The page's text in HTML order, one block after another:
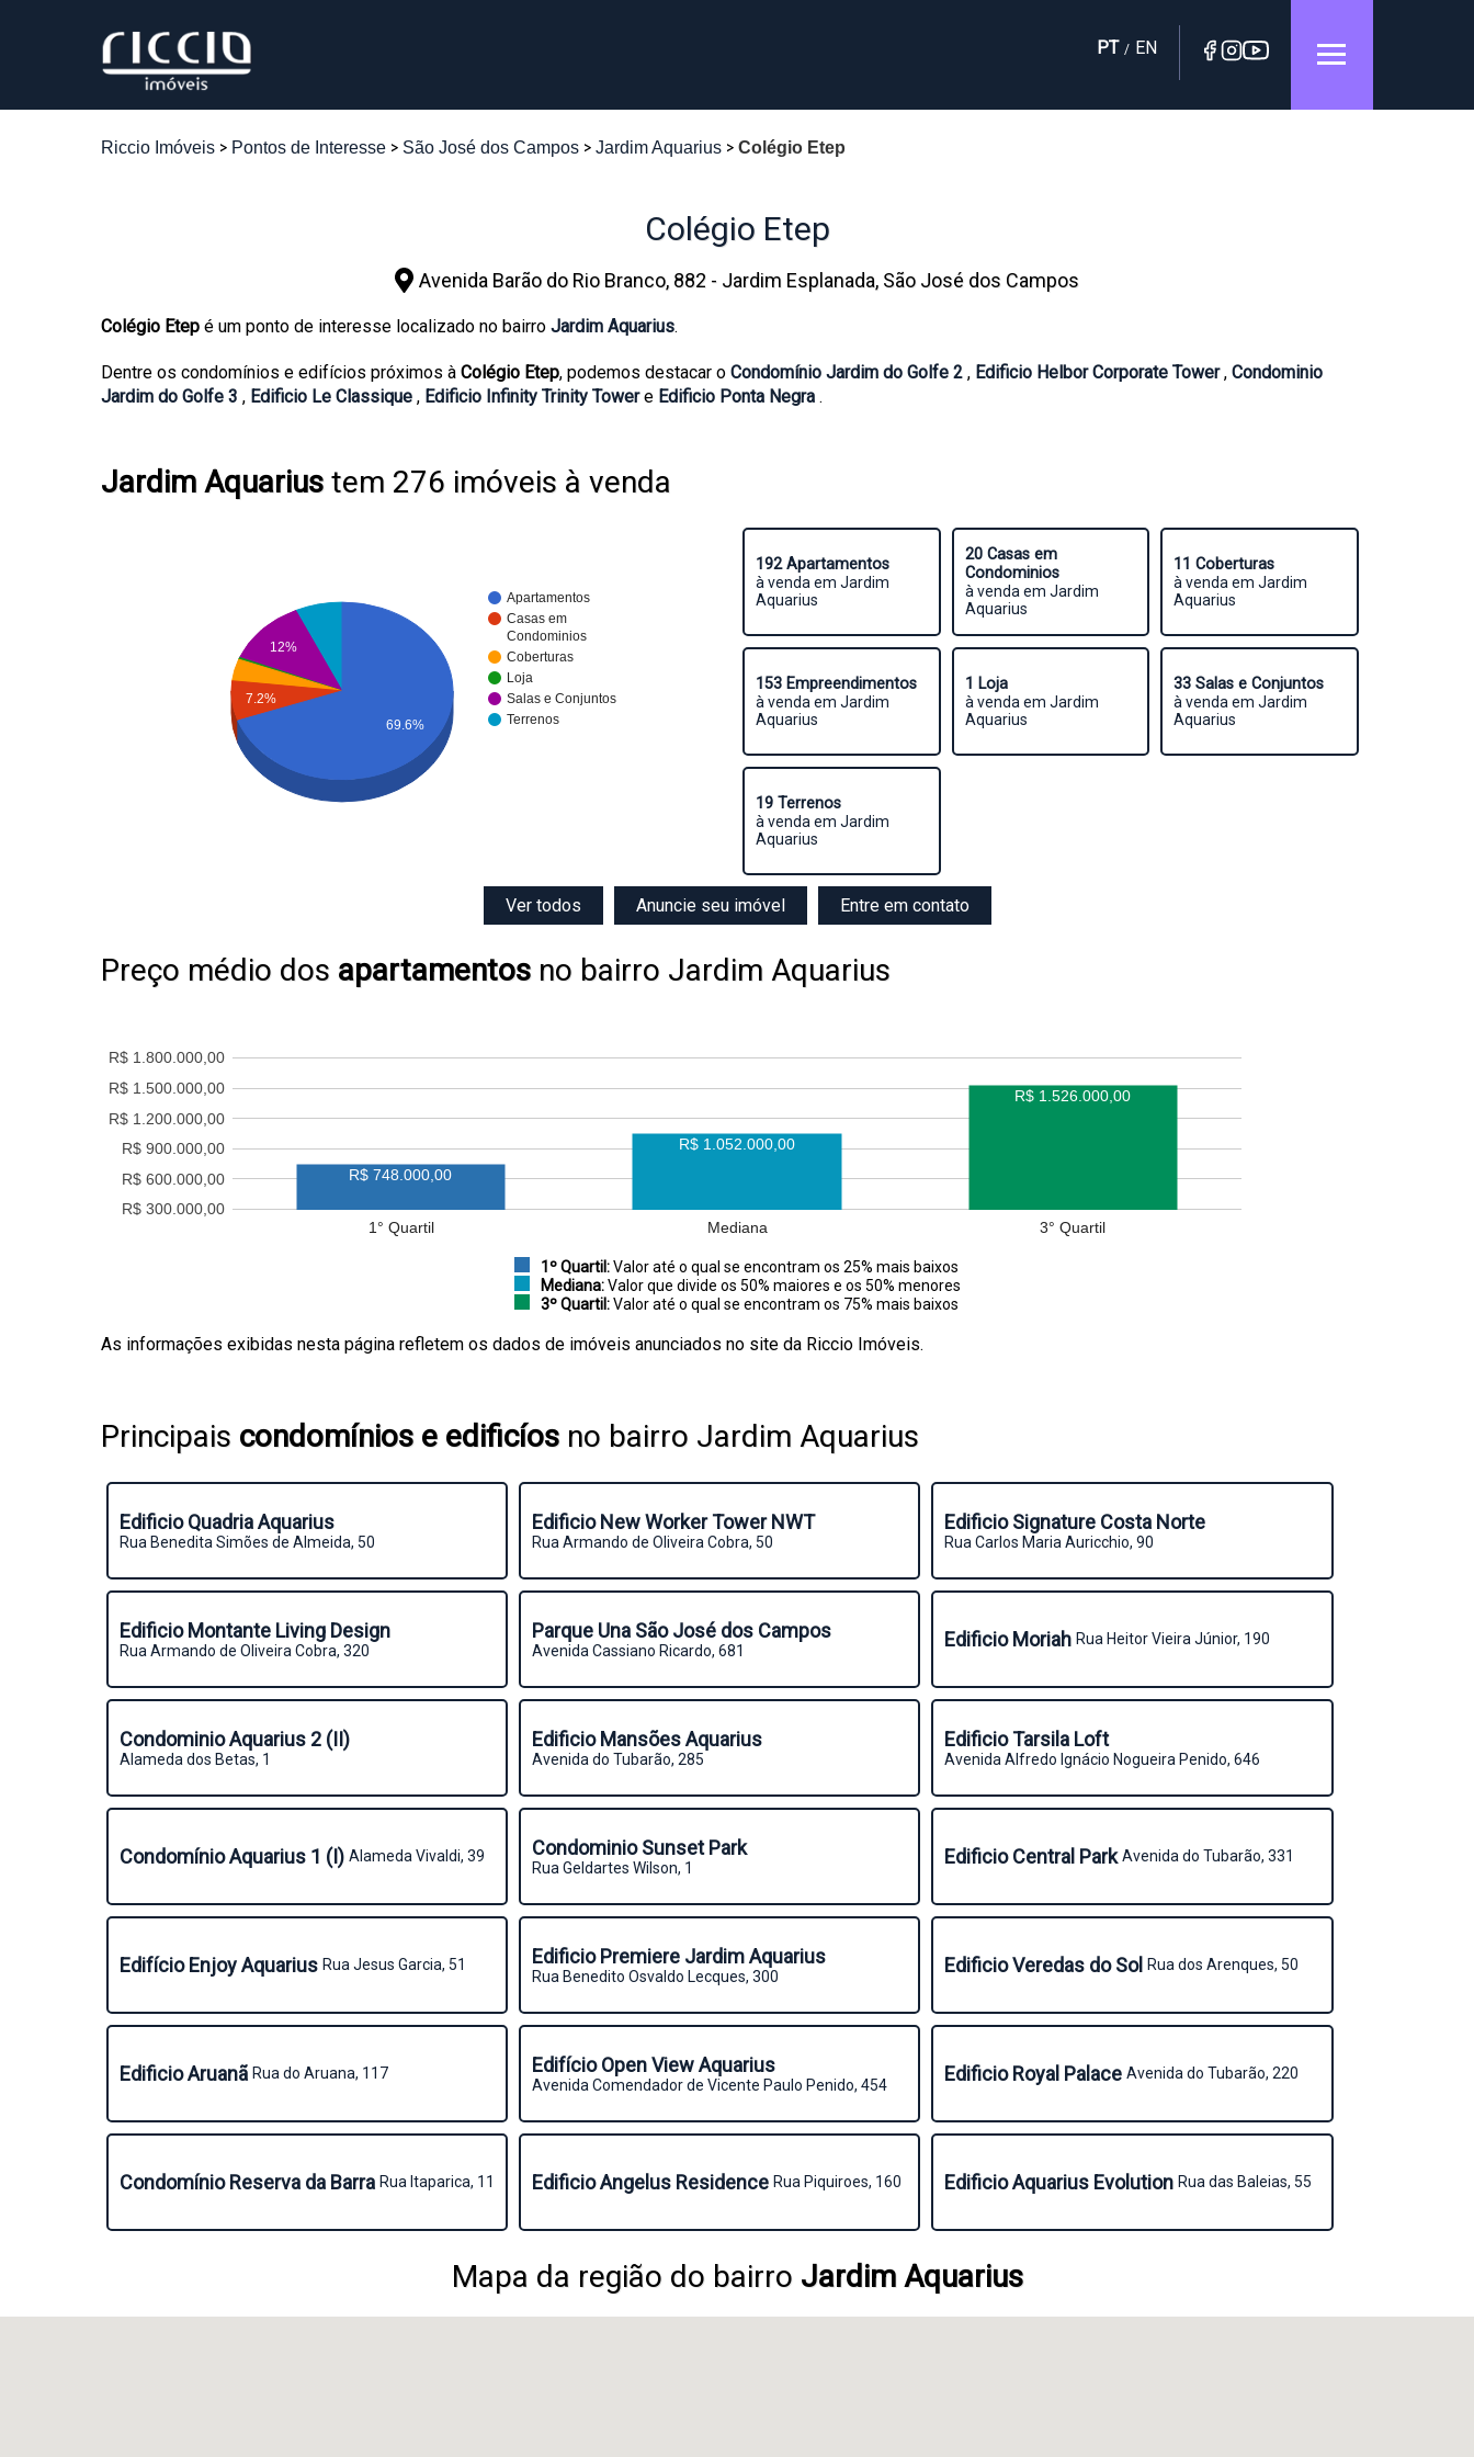
PT / EN
Riccio Imóveis Pontos de Interesse São José dos Campos Jardim Aquarius Colégio Etep
Colégio Etep
Avenida Barão do Rio Branco, 882 - Jardim Esplanada, São José dos Campos
Colégio Etep é um ponto de interesse localizado no bairro Jardim Aquarius.
Dentre os condomínios e edifícios próximos à Colégio Etep, podemos destacar o Condomínio Jardim do Golfe 2 , Edificio Helbor Corporate Tower, Condominio
Jardim do Golfe 3 , Edificio Le Classique , Edificio Infinity Trinity Towere Edificio Ponta Negra .
Jardim Aquarius tem 276 imóveis à venda
Apartamentos
Casas em
Condominios
Coberturas
Loja
Salas e Conjuntos
Terrenos
12%
7.2%
69.6%
192 Apartamentos
à venda em Jardim
Aquarius
20 Casas em
Condominios
à venda em Jardim
Aquarius
11 Coberturas
à venda em Jardim
Aquarius
153 Empreendimentos
à venda em Jardim
Aquarius
1 Loja
à venda em Jardim
Aquarius
33 Salas e Conjuntos
à venda em Jardim
Aquarius
19 Terrenos
à venda em Jardim
Aquarius
Ver todos Anuncie seu imóvel Entre em contato
Preço médio dos apartamentos no bairro Jardim Aquarius
1° Quartil Mediana 3° Quartil
R$ 300.000,00
R$ 600.000,00
R$ 900.000,00
R$ 1.200.000,00
R$ 1.500.000,00
R$ 1.800.000,00
R$ 748.000,00
R$ 1.052.000,00
R$ 1.526.000,00
1º Quartil:Valor até o qual se encontram os 25% mais baixos
Mediana:Valor que divide os 50% maiores e os 50% menores
3º Quartil:Valor até o qual se encontram os 75% mais baixos
As informações exibidas nesta página refletem os dados de imóveis anunciados no site da Riccio Imóveis.
Principais condomínios e edificíos no bairro Jardim Aquarius
Edificio Quadria Aquarius
Rua Benedita Simões de Almeida, 50
Edificio New Worker Tower NWT
Rua Armando de Oliveira Cobra, 50
Edificio Signature Costa Norte
Rua Carlos Maria Auricchio, 90
Edificio Montante Living Design
Rua Armando de Oliveira Cobra, 320
Parque Una São José dos Campos
Avenida Cassiano Ricardo, 681 Edificio MoriahRua Heitor Vieira Júnior, 190
Condominio Aquarius 2 (II)
Alameda dos Betas, 1
Edificio Mansões Aquarius
Avenida do Tubarão, 285
Edificio Tarsila Loft
Avenida Alfredo Ignácio Nogueira Penido, 646
Condomínio Aquarius 1 (I) Alameda Vivaldi, 39 Condominio Sunset Park
Rua Geldartes Wilson, 1 Edificio Central ParkAvenida do Tubarão, 331
Edifício Enjoy Aquarius Rua Jesus Garcia, 51 Edificio Premiere Jardim Aquarius
Rua Benedito Osvaldo Lecques, 300 Edificio Veredas do SolRua dos Arenques, 50
Edificio Aruanã Rua do Aruana, 117 Edifício Open View Aquarius
Avenida Comendador de Vicente Paulo Penido, 454 Edificio Royal PalaceAvenida do Tubarão, 220
Condomínio Reserva da Barra Rua Itaparica, 11 Edificio Angelus ResidenceRua Piquiroes, 160 Edificio Aquarius EvolutionRua das Baleias, 55
Mapa da região do bairro Jardim Aquarius